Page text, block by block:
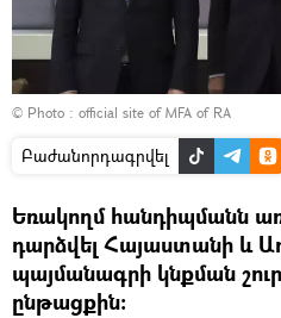
© Photo : official site of MFA of RA
Բաժանորդագրվել
Եռակողմ հանդիպմանն
դարձվել Հայաստանի և
պայմանագրի կնքման
ընթացքին։